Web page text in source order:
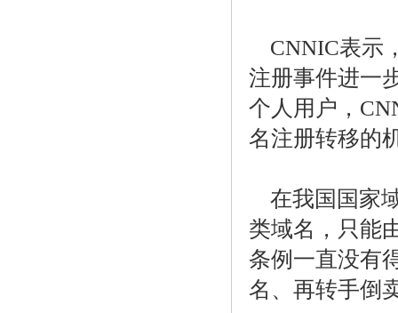
CNNIC表示
注册事件进一
个人用户，
名注册转移的
在我国国家
类域名，只能
条例一直没有
名、再转手倒